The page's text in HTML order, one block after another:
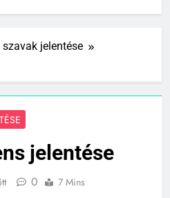
szavak jelentése
jelentése
0 7 Mins